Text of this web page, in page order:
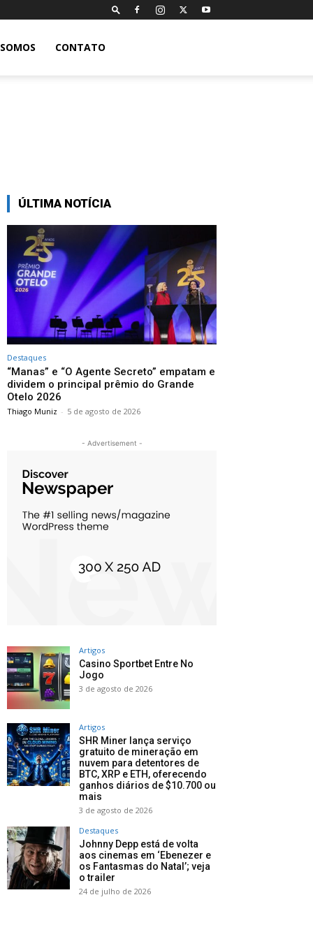
CONTATO
ÚLTIMA NOTÍCIA
Destaques
“Manas” e “O Agente Secreto” empatam e
dividem o principal prêmio do Grande
Otelo 2026
Thiago Muniz - 5 de agosto de 2026
- Advertisement -
Artigos
Casino Sportbet Entre No
Jogo
3 de agosto de 2026
Artigos
SHR Miner lança serviço
gratuito de mineração em
nuvem para detentores de
BTC, XRP e ETH, oferecendo
ganhos diários de $10.700 ou
mais
3 de agosto de 2026
Destaques
Johnny Depp está de volta
aos cinemas em ‘Ebenezer e
os Fantasmas do Natal’; veja
o trailer
24 de julho de 2026